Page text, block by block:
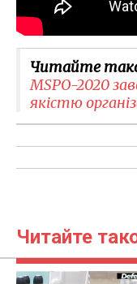
Читайте
MSPO-2020
якістю
Читайте